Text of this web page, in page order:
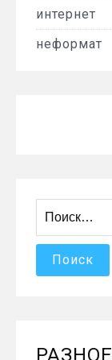
интернет
неформат
РАЗНОЕ